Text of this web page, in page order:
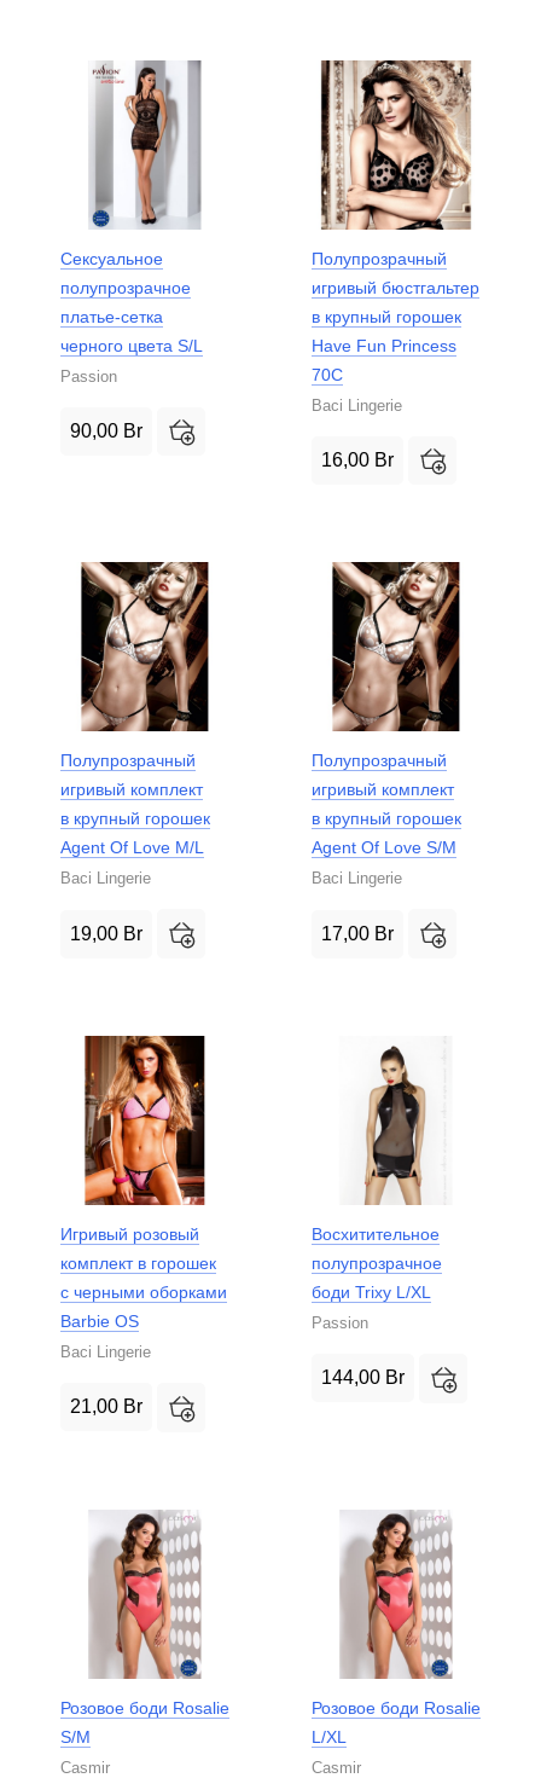
Сексуальное
полупрозрачное
платье-сетка
черного цвета S/L
Passion
90,00 Br
Полупрозрачный
игривый бюстгальтер
в крупный горошек
Have Fun Princess
70C
Baci Lingerie
16,00 Br
Полупрозрачный
игривый комплект
в крупный горошек
Agent Of Love M/L
Baci Lingerie
19,00 Br
Полупрозрачный
игривый комплект
в крупный горошек
Agent Of Love S/M
Baci Lingerie
17,00 Br
Игривый розовый
комплект в горошек
с черными оборками
Barbie OS
Baci Lingerie
21,00 Br
Восхитительное
полупрозрачное
боди Trixy L/XL
Passion
144,00 Br
Розовое боди Rosalie
S/M
Casmir
Розовое боди Rosalie
L/XL
Casmir